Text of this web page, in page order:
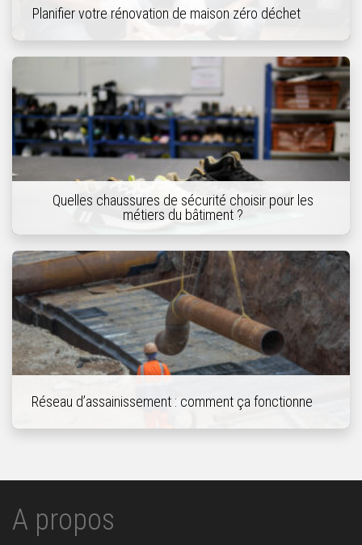
Planifier votre rénovation de maison zéro déchet
Quelles chaussures de sécurité choisir pour les
métiers du bâtiment ?
Réseau d’assainissement : comment ça fonctionne
A propos